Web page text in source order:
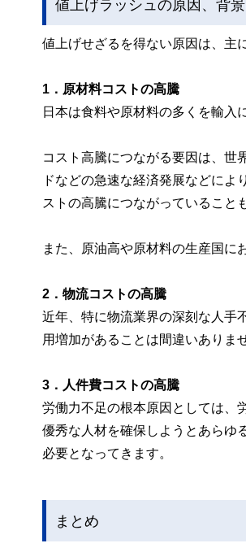
値上げラッシュの原因、背景
値上げせざるを得ない原因は、主
1．原材料コストの高騰
日本は食料や原材料の多くを輸入
コスト高騰につながる要因は、世
ドなどの急速な経済発展などに
ストの高騰につながっていること
また、原油高や原材料の生産国に
2．物流コストの高騰
近年、特に物流業界の深刻な人手
用増加があることは間違いありま
3．人件費コストの高騰
労働力不足の根本原因としては、
優秀な人材を確保しようとあらゆ
必要となってきます。
まとめ